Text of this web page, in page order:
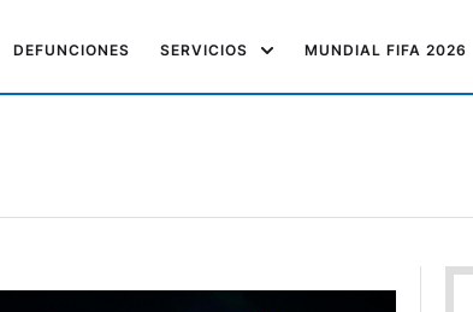
DEFUNCIONES SERVICIOS MUNDIAL FIFA 2026